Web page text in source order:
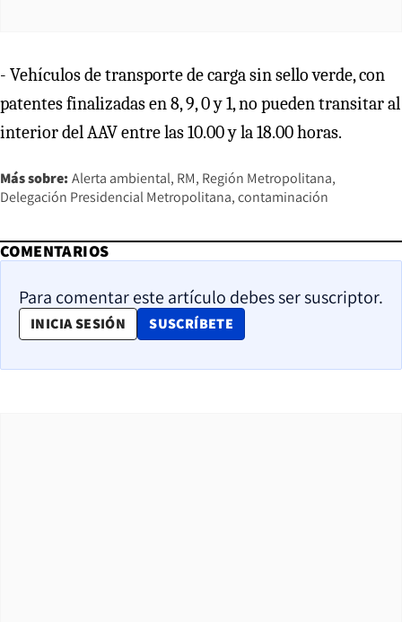
- Vehículos de transporte de carga sin sello verde, con
patentes finalizadas en 8, 9, 0 y 1, no pueden transitar al
interior del AAV entre las 10.00 y la 18.00 horas.
Más sobre: Alerta ambiental RM Región Metropolitana
Delegación Presidencial Metropolitana contaminación
COMENTARIOS
Para comentar este artículo debes ser suscriptor.
INICIA SESIÓN SUSCRÍBETE
OPENS IN NEW WINDOW